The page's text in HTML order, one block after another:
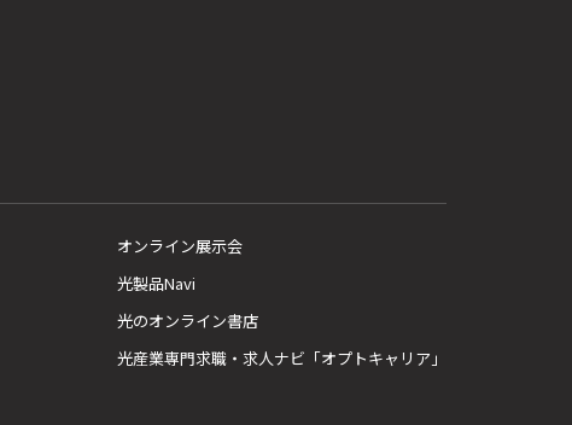
オンライン展示会
光製品Navi
光のオンライン書店
光産業専門求職・求人ナビ「オプトキャリア」